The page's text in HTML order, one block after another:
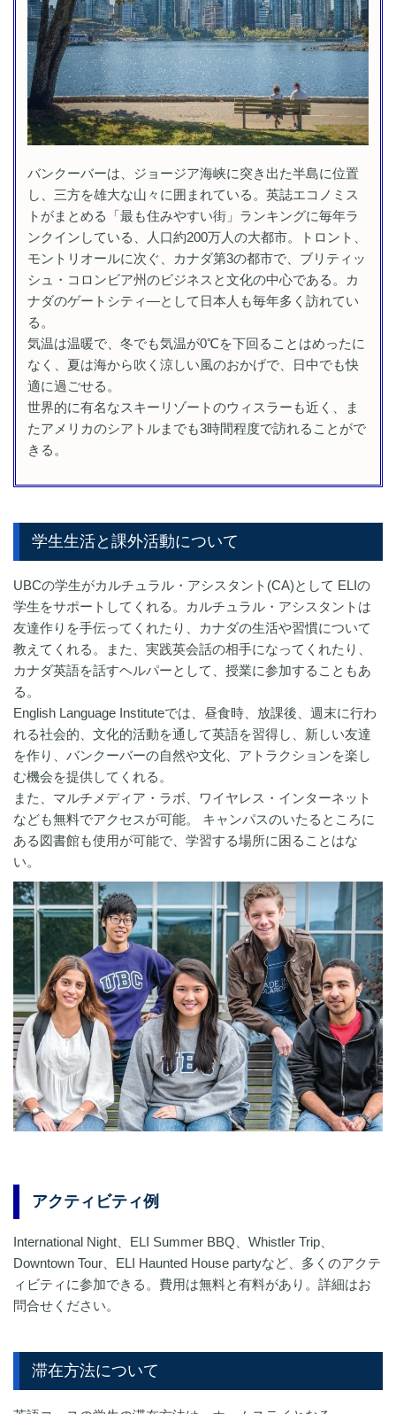
バンクーバーは、ジョージア海峡に突き出た半島に位置
し、三方を雄大な山々に囲まれている。英誌エコノミス
トがまとめる「最も住みやすい街」ランキングに毎年ラ
ンクインしている、人口約200万人の大都市。トロント、
モントリオールに次ぐ、カナダ第3の都市で、ブリティッ
シュ・コロンビア州のビジネスと文化の中心である。カ
ナダのゲートシティ―として日本人も毎年多く訪れてい
る。
気温は温暖で、冬でも気温が0℃を下回ることはめったに
なく、夏は海から吹く涼しい風のおかげで、日中でも快
適に過ごせる。
世界的に有名なスキーリゾートのウィスラーも近く、ま
たアメリカのシアトルまでも3時間程度で訪れることがで
きる。
学生生活と課外活動について
UBCの学生がカルチュラル・アシスタント(CA)として ELIの
学生をサポートしてくれる。カルチュラル・アシスタントは
友達作りを手伝ってくれたり、カナダの生活や習慣について
教えてくれる。また、実践英会話の相手になってくれたり、
カナダ英語を話すヘルパーとして、授業に参加することもあ
る。
English Language Instituteでは、昼食時、放課後、週末に行わ
れる社会的、文化的活動を通して英語を習得し、新しい友達
を作り、バンクーバーの自然や文化、アトラクションを楽し
む機会を提供してくれる。
また、マルチメディア・ラボ、ワイヤレス・インターネット
なども無料でアクセスが可能。 キャンパスのいたるところに
ある図書館も使用が可能で、学習する場所に困ることはな
い。
アクティビティ例
International Night、ELI Summer BBQ、Whistler Trip、
Downtown Tour、ELI Haunted House partyなど、多くのアクテ
ィビティに参加できる。費用は無料と有料があり。詳細はお
問合せください。
滞在方法について